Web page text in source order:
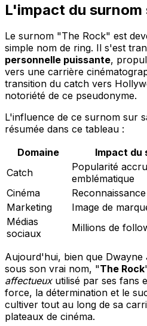
L'impact du
Le surnom "The Rock" est
simple nom de ring. Il s'est
personnelle puissante,
vers une carrière
transition du catch vers
notoriété de ce pseudonyme.
L'influence de ce surnom sur
résumée dans ce tableau :
Domaine
Impact du
Catch
Popularité
emblématique
Cinéma
Marketing
Image de
Médias
sociaux
Millions de
Aujourd'hui, bien que
sous son vrai nom, "The Rock
affectueuxutilisé par ses fans
force, la détermination et le
cultiver tout au long de sa
plateaux de cinéma.